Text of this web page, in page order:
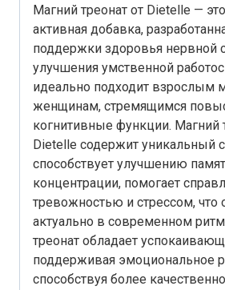
Магний треонат от Dietelle —
активная добавка,
поддержки здоровья нервной
улучшения умственной
идеально подходит взрослым
женщинам, стремящимся
когнитивные функции. Магний
Dietelle содержит уникальный
способствует улучшению
концентрации, помогает
тревожностью и стрессом, что
актуально в современном
треонат обладает
поддерживая эмоциональное
способствуя более